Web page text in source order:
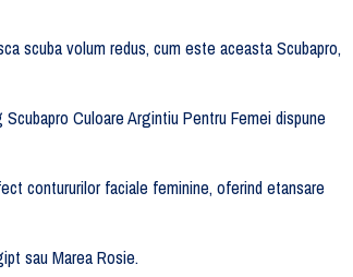
scuba volum redus, cum este aceasta Scubapro,
Culoare Argintiu Pentru Femei dispune
contururilor faciale feminine, oferind etansare
sau Marea Rosie.